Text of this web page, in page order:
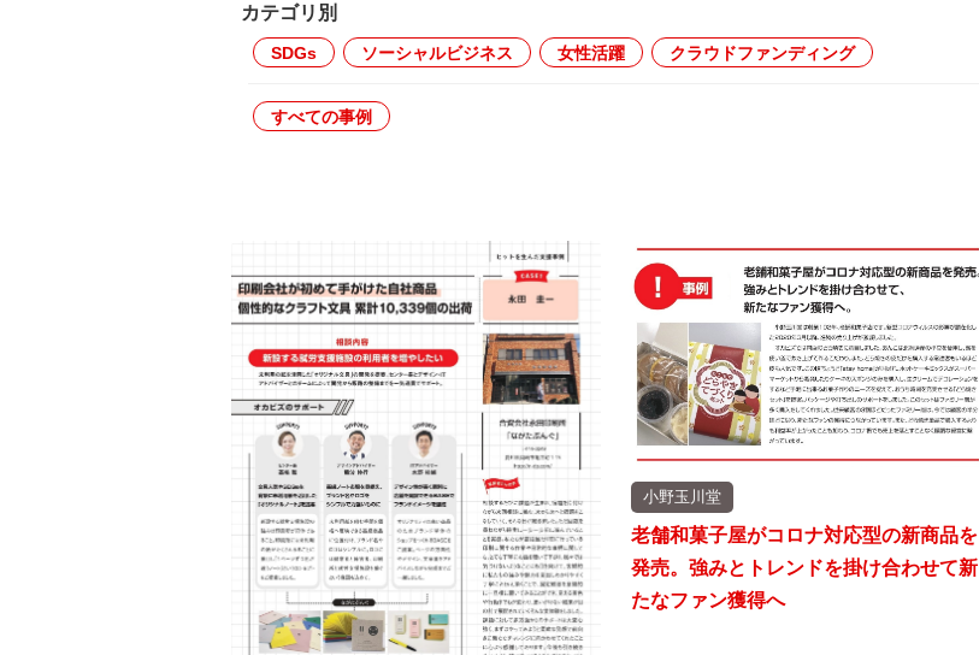
カテゴリ別
SDGs ソーシャルビジネス 女性活躍 クラウドファンディング
すべての事例
小野玉川堂
老舗和菓子屋がコロナ対応型の新商品を
発売。強みとトレンドを掛け合わせて新
たなファン獲得へ